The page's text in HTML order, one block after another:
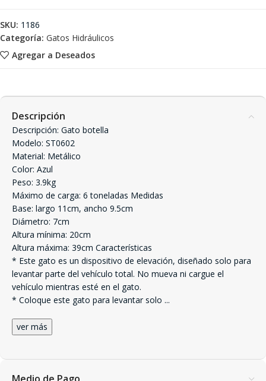
Agregar a Deseados
SKU: 1186
Categoría: Gatos Hidráulicos
Descripción
Descripción: Gato botella
Modelo: ST0602
Material: Metálico
Color: Azul
Peso: 3.9kg
Máximo de carga: 6 toneladas Medidas
Base: largo 11cm, ancho 9.5cm
Diámetro: 7cm
Altura mínima: 20cm
Altura máxima: 39cm Características
* Este gato es un dispositivo de elevación, diseñado solo para
levantar parte del vehículo total. No mueva ni cargue el
vehículo mientras esté en el gato.
* Coloque este gato para levantar solo ...
ver más